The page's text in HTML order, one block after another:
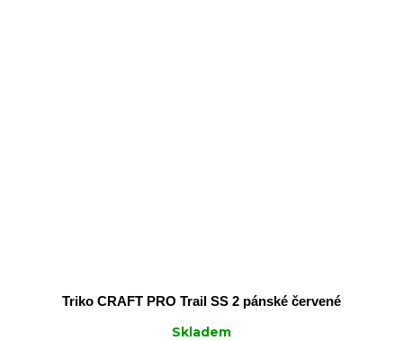
Triko CRAFT PRO Trail SS 2 pánské červené
Skladem